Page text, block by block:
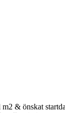
& önskat